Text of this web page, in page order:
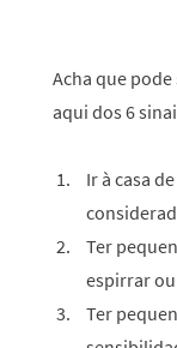
Acha que
aqui dos 6
Ir à casa
Ter
espirrar
Ter